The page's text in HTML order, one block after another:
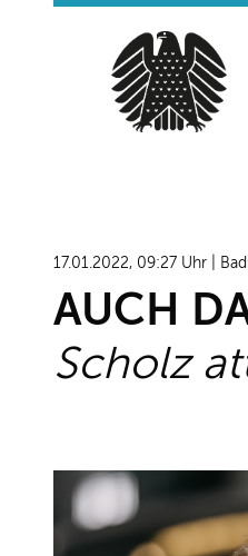
17.01.2022, 09:27 Uhr |
AUCH
Scholz